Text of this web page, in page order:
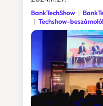
BankTechShow
Techshow-